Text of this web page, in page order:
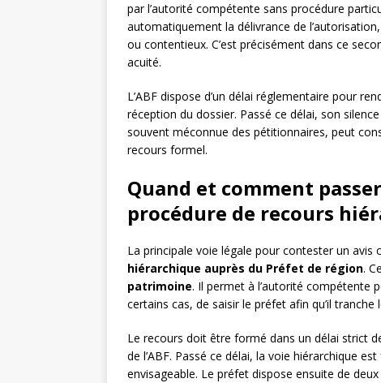
par l’autorité compétente sans procédure
automatiquement la délivrance de
ou contentieux. C’est précisément dans ce
acuité.
L’ABF dispose d’un délai réglementaire pour
réception du dossier. Passé ce délai, son
souvent méconnue des pétitionnaires, peut
recours formel.
Quand et comment
procédure de recours
La principale voie légale pour contester un avis
hiérarchique auprès du Préfet de région.
patrimoine. Il permet à l’autorité compétente
certains cas, de saisir le préfet afin qu’il tranche
Le recours doit être formé dans un délai strict
de l’ABF. Passé ce délai, la voie hiérarchique
envisageable. Le préfet dispose ensuite de